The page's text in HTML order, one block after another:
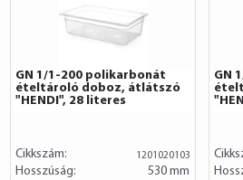
GN 1/1-200 polikarbonát
ételtároló doboz, átlátszó
"HENDI", 28 literes
Cikkszám: 1201020103
Hosszúság:
530 mm
GN